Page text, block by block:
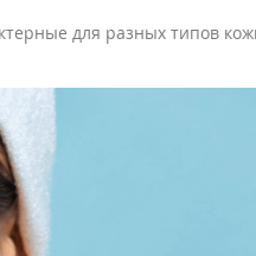
для разных типов